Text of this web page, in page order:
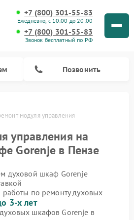
+7 (800) 301-55-83
Ежедневно, с 10:00 до 20:00
+7 (800) 301-55-83
Звонок бесплатный по РФ
Позвонить
модуля управления
управления на
Gorenje в Пензе
духовой шкаф Gorenje
работы по ремонту духовых
3-х лет
шкафов Gorenje в